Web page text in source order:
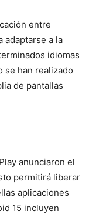
entre
adaptarse a la
idiomas
se han realizado
de pantallas
anunciaron el
permitirá liberar
aplicaciones
15 incluyen